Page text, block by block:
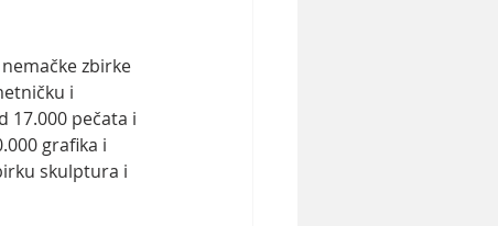
zbirke
i
pečata i
grafika i
skulptura i